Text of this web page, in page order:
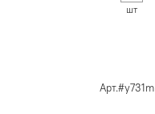
шт
Арт.#y731m